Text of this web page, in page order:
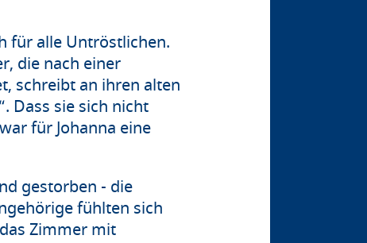
für alle Untröstlichen.
die nach einer
schreibt an ihren alten
Dass sie sich nicht
für Johanna eine
gestorben - die
fühlten sich
Zimmer mit